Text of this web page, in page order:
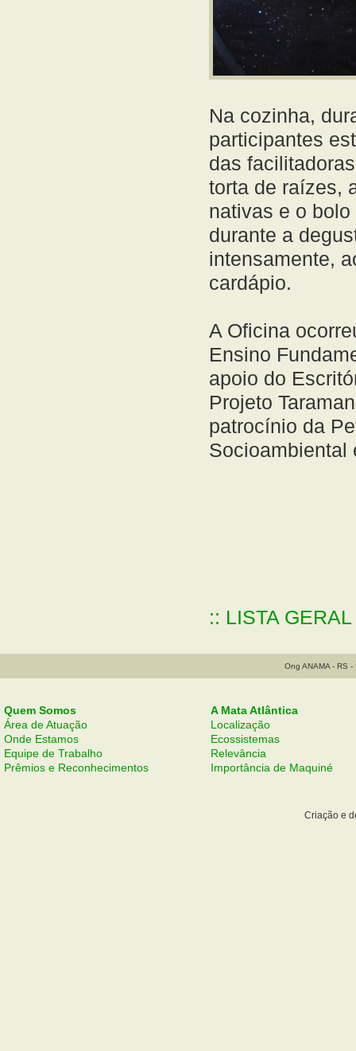
Na cozinha,
participantes
das
torta de raízes,
nativas e o
durante a
intensamente,
cardápio.
A Oficina
Ensino
apoio do
Projeto
patrocínio da
Socioambiental
:: LISTA
Ong ANAMA - RS
Quem Somos
Área de Atuação
Onde Estamos
Equipe de Trabalho
Prêmios e Reconhecimentos
A Mata Atlântica
Localização
Ecossistemas
Relevância
Importância de Maquiné
Criação e